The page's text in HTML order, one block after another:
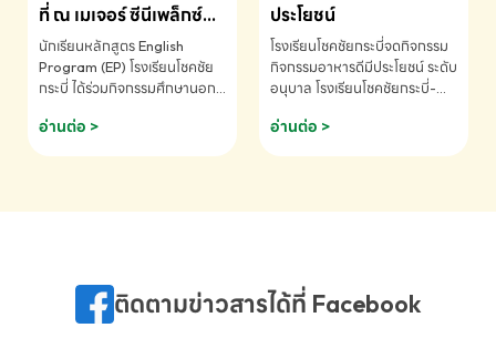
รองชนะเลิศอันดับที่ 2 Mental
K2(Grop) โรงเรียนโชคชัยกระบี่-
สอบถามข้อมูลเพิ่มเติม โทร.
075-691910
ที่ ณ เมเจอร์ ซีนีเพล็กซ์
ระดับประถมศึกษา (EP.1-
6)
นักเรียนหลักสูตร English
Program (EP) โรงเรียนโชคชัย
กระบี่ ได้ร่วมกิจกรรมศึกษานอก
ชมภาพยนตร์ Toy Story 5
(Soundtrack)เพื่อเสริมทักษะ
ภาษา ผ่านประสบการณ์การเรียนรู้
075-691910
อ่านต่อ >
ประโยชน์
โรงเรียนโชคชัยกระบี่จดกิจกรรม
กิจกรรมอาหารดีมีประโยชน์ ระดับ
อนุบาล โรงเรียนโชคชัยกระบี่-
075-691910
อ่านต่อ >
ติดตามข่าวสารได้ที่ Facebook